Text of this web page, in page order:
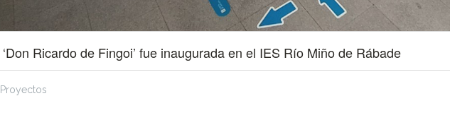
Ricardo de Fingoi’ fue inaugurada en el IES Río Miño de Rábade
Proyectos